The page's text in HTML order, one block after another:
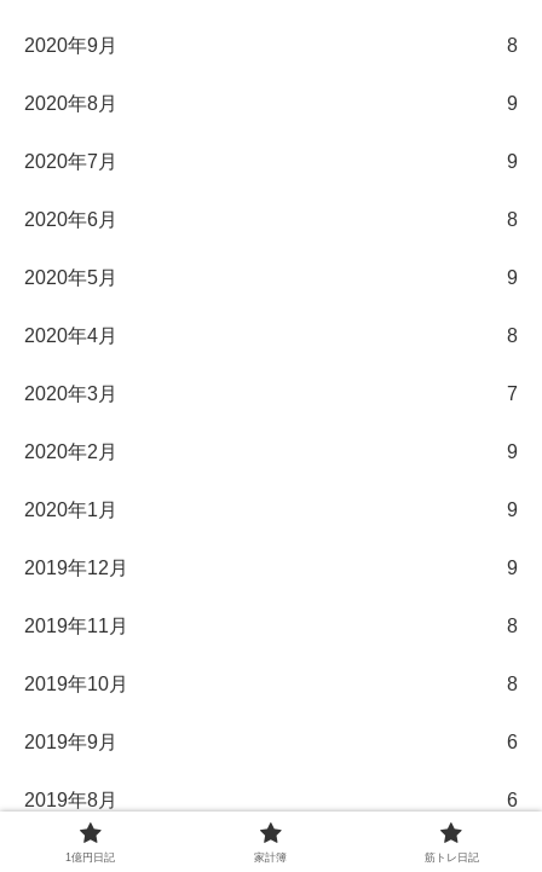
2020年9月 8
2020年8月 9
2020年7月 9
2020年6月 8
2020年5月 9
2020年4月 8
2020年3月 7
2020年2月 9
2020年1月 9
2019年12月 9
2019年11月 8
2019年10月 8
2019年9月 6
2019年8月 6
1億円日記 家計簿 筋トレ日記